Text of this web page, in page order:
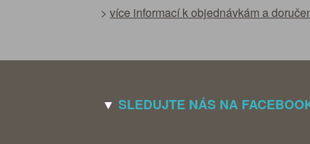
> více informací k objednávkám a
▼ SLEDUJTE NÁS NA